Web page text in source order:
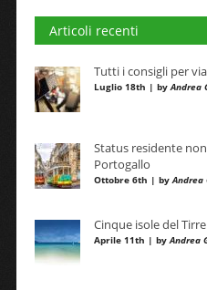
Articoli recenti
Tutti i consigli per
Luglio 18th | byAndrea
Status residente
Portogallo
Ottobre 6th | byAndrea
Cinque isole del
Aprile 11th | byAndrea